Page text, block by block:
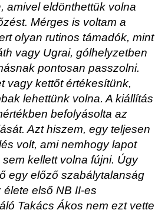
amivel eldönthettük volna
Mérges is voltam a
olyan rutinos támadók, mint
vagy Ugrai, gólhelyzetben
pontosan passzolni.
vagy kettőt értékesítünk,
lehettünk volna. A kiállítás
befolyásolta az
Azt hiszem, egy teljesen
volt, ami nemhogy lapot
kellett volna fújni. Úgy
egy előző szabálytalanság
élete első NB II-es
Takács Ákos nem ezt vette